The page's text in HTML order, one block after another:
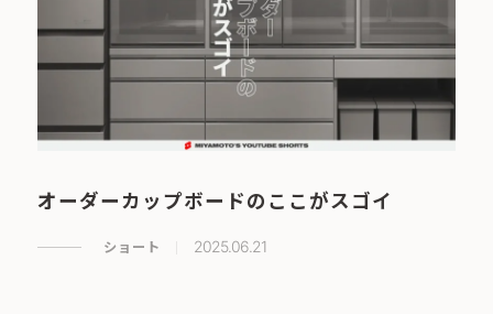
オーダーカップボードのここがスゴイ
ショート 2025.06.21